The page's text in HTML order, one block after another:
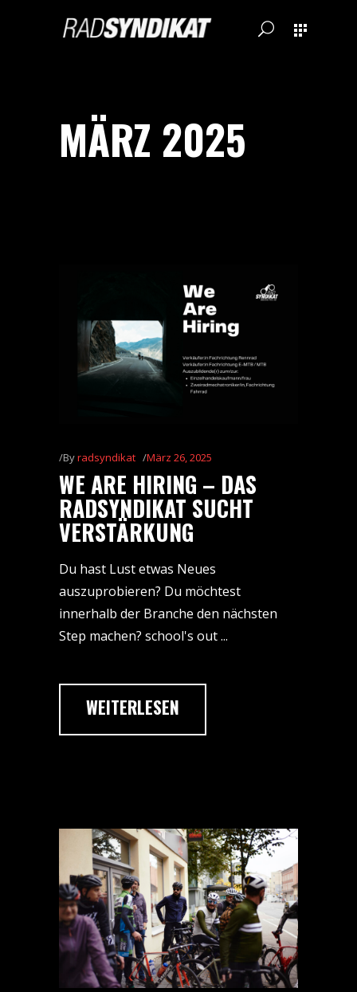
MÄRZ 2025
Byradsyndikat März 26, 2025
WE ARE HIRING – DAS
RADSYNDIKAT SUCHT
VERSTÄRKUNG
Du hast Lust etwas Neues
auszuprobieren? Du möchtest
innerhalb der Branche den nächsten
Step machen? school's out
WEITERLESEN